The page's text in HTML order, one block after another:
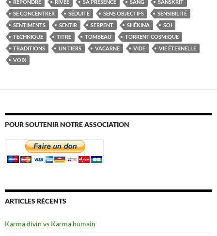
RÉPONDRE RIVÉE SA PRÉSENCE SANG
SANSKRIT
SE CONCENTRER
SÉDUITE SENS OBJECTIFS
SENSIBILITÉ
SENTIMENTS
SENTIR SERPENT SHÉKINA
SOI
TECHNIQUE
TITRE TOMBEAU
TORRENT COSMIQUE
TRADITIONS
UN TIERS VACARNE VIDE
VIE ÉTERNELLE
VOIX
POUR SOUTENIR NOTRE ASSOCIATION
ARTICLES RÉCENTS
Karma divin vs Karma humain